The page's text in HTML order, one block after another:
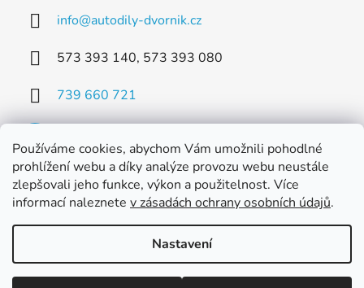
Používáme cookies, abychom Vám umožnili pohodlné
prohlížení webu a díky analýze provozu webu neustále
zlepšovali jeho funkce, výkon a použitelnost. Více
informací naleznete v zásadách ochrany osobních údajů.
Nastavení
info@autodily-dvornik.cz
573 393 140, 573 393 080
739 660 721
Facebook
Vytvořil Shoptet